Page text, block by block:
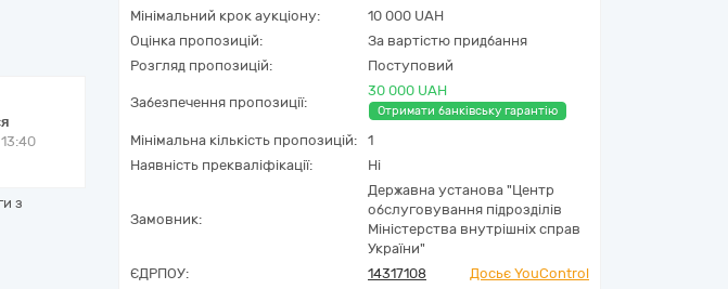
з
Мінімальний крок аукціону:
10 000 UAH
Оцінка пропозицій:
За вартістю придбання
Розгляд пропозицій:
Поступовий
Забезпечення пропозиції:
30 000 UAH
Отримати банківську гарантію
Мінімальна кількість пропозицій:
1
Наявність прекваліфікації:
Ні
Замовник:
Державна установа "Центр
обслуговування підрозділів
Міністерства внутрішніх справ
України"
ЄДРПОУ:
14317108
Досьє YouControl